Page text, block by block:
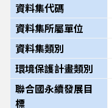
資料集代碼
資料集所屬單位
資料集類別
環境保護計畫類別
聯合國永續發展目
標